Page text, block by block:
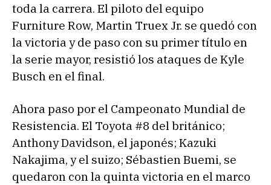
toda la carrera. El piloto del equipo
Furniture Row, Martin Truex Jr. se quedó con
la victoria y de paso con su primer título en
la serie mayor, resistió los ataques de Kyle
Busch en el final.
Ahora paso por el Campeonato Mundial de
Resistencia. El Toyota #8 del británico;
Anthony Davidson, el japonés; Kazuki
Nakajima, y el suizo; Sébastien Buemi, se
quedaron con la quinta victoria en el marco